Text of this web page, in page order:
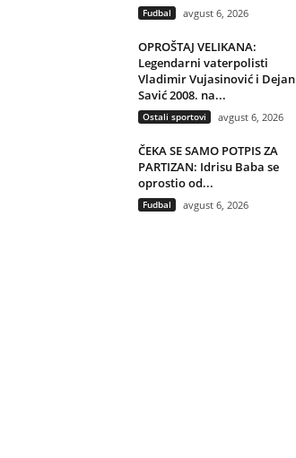
Fudbal avgust 6, 2026
OPROŠTAJ VELIKANA:
Legendarni vaterpolisti
Vladimir Vujasinović i Dejan
Savić 2008. na...
Ostali sportovi avgust 6, 2026
ČEKA SE SAMO POTPIS ZA
PARTIZAN: Idrisu Baba se
oprostio od...
Fudbal avgust 6, 2026